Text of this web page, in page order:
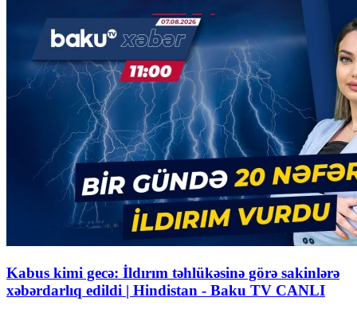
Kabus kimi gecə: İldırım təhlükəsinə görə sakinlərə
xəbərdarlıq edildi | Hindistan - Baku TV CANLI